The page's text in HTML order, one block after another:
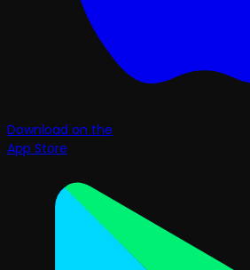
Download on the
App Store